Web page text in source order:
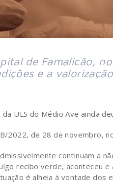
de Famalicão,
e a
ULS do Médio Ave ainda
2022, de 28 de novembro,
continuam a
recibo verde, aconteceu e
é alheia à vontade dos